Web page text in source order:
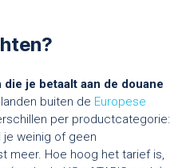
die je betaalt aan de douane
buiten de Europese
per productcategorie:
weinig of geen
meer. Hoe hoog het tarief is,